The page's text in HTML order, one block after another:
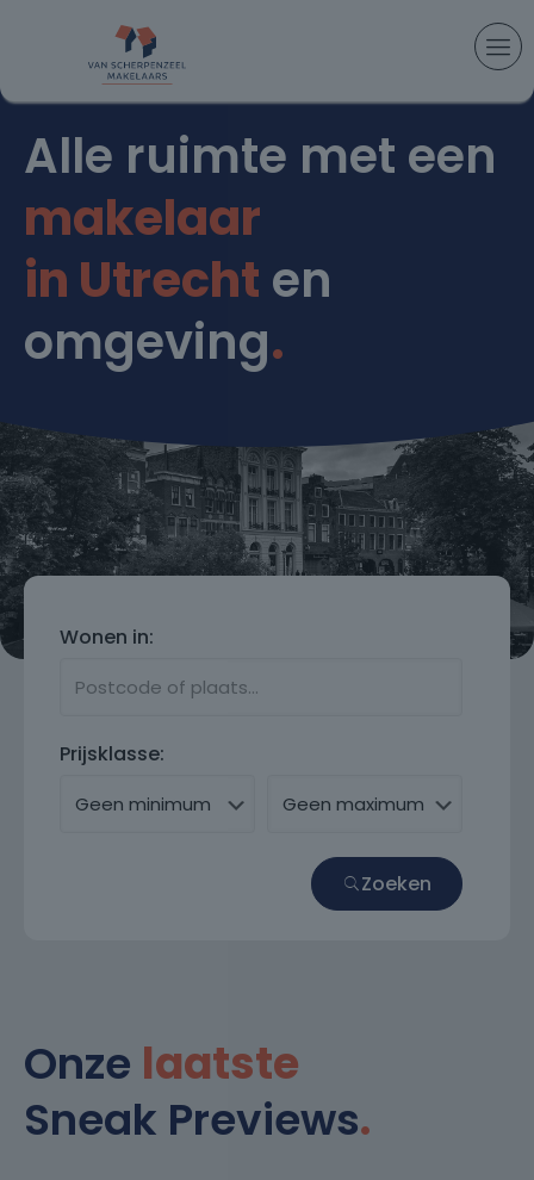
Alle ruimte met een
makelaar
in Utrecht en
omgeving.
Wonen in:
Prijsklasse:
Zoeken
Onze laatste
Sneak Previews.